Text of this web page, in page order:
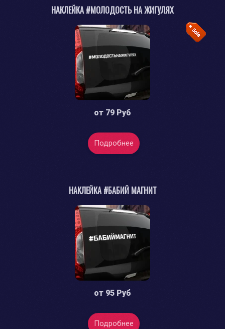
НАКЛЕЙКА #МОЛОДОСТЬ НА ЖИГУЛЯХ
от 79 Руб
Подробнее
НАКЛЕЙКА #БАБИЙ МАГНИТ
от 95 Руб
Подробнее